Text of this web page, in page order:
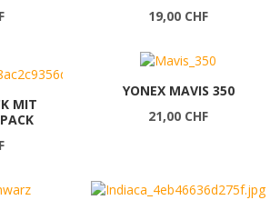
19,00 CHF
MIT
YONEX MAVIS 350
21,00 CHF